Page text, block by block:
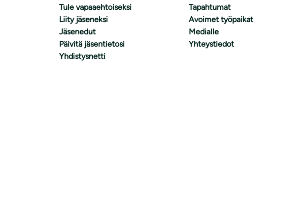
Tule vapaaehtoiseksi
Liity jäseneksi
Jäsenedut
Päivitä jäsentietosi
Yhdistysnetti
Tapahtumat
Avoimet työpaikat
Medialle
Yhteystiedot